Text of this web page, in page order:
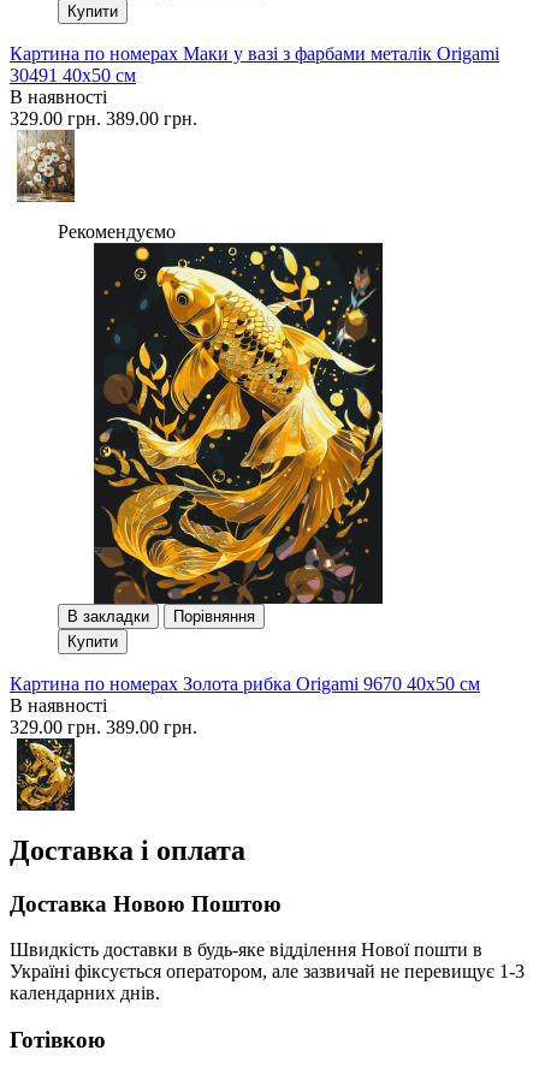
Купити
Картина по номерах Маки у вазі з фарбами металік Origami
30491 40x50 см
В наявності
329.00 грн. 389.00 грн.
Рекомендуємо
В закладки
Порівняння
Купити
Картина по номерах Золота рибка Origami 9670 40x50 см
В наявності
329.00 грн. 389.00 грн.
Доставка і оплата
Доставка Новою Поштою
Швидкість доставки в будь-яке відділення Нової пошти в
Україні фіксується оператором, але зазвичай не перевищує 1-3
календарних днів.
Готівкою